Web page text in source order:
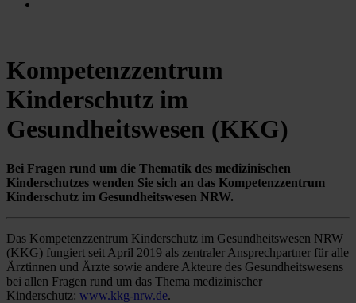
Kompetenzzentrum
Kinderschutz im
Gesundheitswesen (KKG)
Bei Fragen rund um die Thematik des medizinischen
Kinderschutzes wenden Sie sich an das Kompetenzzentrum
Kinderschutz im Gesundheitswesen NRW.
Das Kompetenzzentrum Kinderschutz im Gesundheitswesen NRW
(KKG) fungiert seit April 2019 als zentraler Ansprechpartner für alle
Ärztinnen und Ärzte sowie andere Akteure des Gesundheitswesens
bei allen Fragen rund um das Thema medizinischer
Kinderschutz: www.kkg-nrw.de.